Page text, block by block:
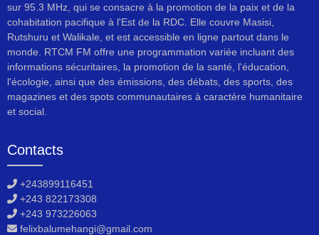
sur 95.3 MHz, qui se consacre à la promotion de la paix et de la
cohabitation pacifique à l'Est de la RDC. Elle couvre Masisi,
Rutshuru et Walikale, et est accessible en ligne partout dans le
monde. RTCM FM offre une programmation variée incluant des
informations sécuritaires, la promotion de la santé, l'éducation,
l'écologie, ainsi que des émissions, des débats, des sports, des
magazines et des spots communautaires à caractère humanitaire
et social.
Contacts
+243899116451
+243 822173308
+243 973226063
felixbalumehangi@gmail.com